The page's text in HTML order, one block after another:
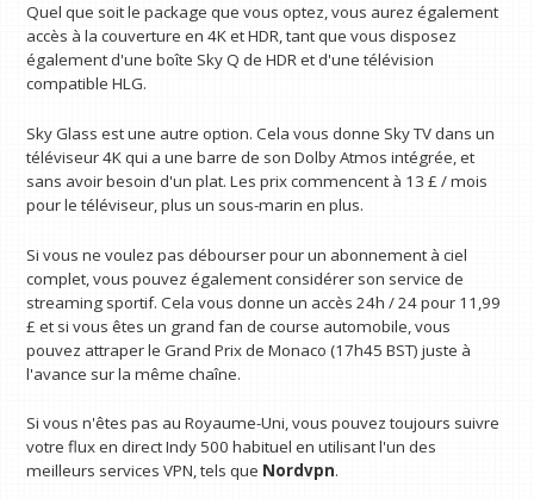
Quel que soit le package que vous optez, vous aurez également
accès à la couverture en 4K et HDR, tant que vous disposez
également d'une boîte Sky Q de HDR et d'une télévision
compatible HLG.
Sky Glass est une autre option. Cela vous donne Sky TV dans un
téléviseur 4K qui a une barre de son Dolby Atmos intégrée, et
sans avoir besoin d'un plat. Les prix commencent à 13 £ / mois
pour le téléviseur, plus un sous-marin en plus.
Si vous ne voulez pas débourser pour un abonnement à ciel
complet, vous pouvez également considérer son service de
streaming sportif. Cela vous donne un accès 24h / 24 pour 11,99
£ et si vous êtes un grand fan de course automobile, vous
pouvez attraper le Grand Prix de Monaco (17h45 BST) juste à
l'avance sur la même chaîne.
Si vous n'êtes pas au Royaume-Uni, vous pouvez toujours suivre
votre flux en direct Indy 500 habituel en utilisant l'un des
meilleurs services VPN, tels que Nordvpn.